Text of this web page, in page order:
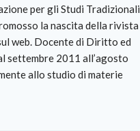
per gli Studi Tradizionali
la nascita della rivista
web. Docente di Diritto ed
settembre 2011 all’agosto
allo studio di materie